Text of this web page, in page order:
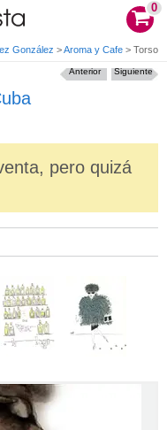
0
González >Aroma y Cafe > Torso
Siguiente
Anterior
pero quizá